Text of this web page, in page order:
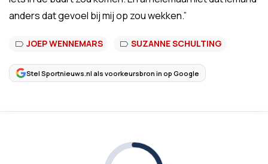
anders dat gevoel bij mij op zou wekken.”
JOEP WENNEMARS SUZANNE SCHULTING
Stel Sportnieuws.nl als voorkeursbron in op Google